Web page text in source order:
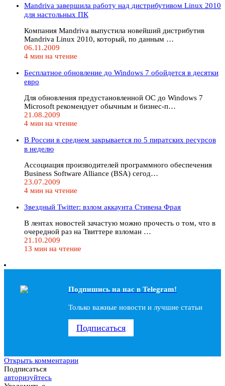
Mandriva завершила работу над дистрибутивом Linux 2010
для настольных ПК
Компания Mandriva выпустила новейший дистрибутив
Mandriva Linux 2010, который, по данным …
06.11.2009
4 мин на чтение
Бесплатное обновление до Windows 7 обойдется в десятки
евро
Для обновления предустановленной ОС до Windows 7
Microsoft рекомендует обычным и бизнес-п…
21.08.2009
4 мин на чтение
В России в среднем закрывается по 5 пиратских ресурсов
в неделю
Ассоциация производителей программного обеспечения
Business Software Alliance (BSA) сегод…
23.07.2009
4 мин на чтение
Звездный Twitter: взлом аккаунта Стивена Фрая
В лентах новостей зачастую можно прочесть о том, что в
очередной раз на Твиттере взломан …
21.10.2009
13 мин на чтение
Подпишись на наc в Telegram!
Только важные новости и лучшие статьи
Подписаться
Открыть комментарии
Подписаться
авторизуйтесь